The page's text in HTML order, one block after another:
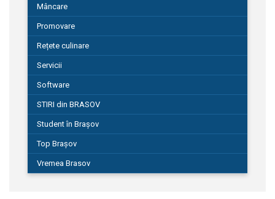
Mâncare
Promovare
Rețete culinare
Servicii
Software
STIRI din BRASOV
Student în Brașov
Top Brașov
Vremea Brasov